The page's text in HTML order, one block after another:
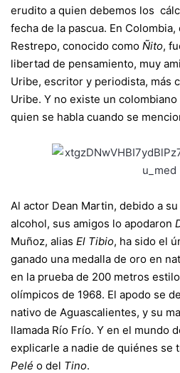
erudito a quien debemos los
fecha de la pascua. En
Restrepo, conocido como Ñito,
libertad de pensamiento, muy
Uribe, escritor y periodista, más
Uribe. Y no existe un
quien se habla cuando se
Al actor Dean Martin, debido a
alcohol, sus amigos lo apodaron
Muñoz, alias El Tibio, ha sido el
ganado una medalla de oro en
en la prueba de 200 metros
olímpicos de 1968. El apodo se
nativo de Aguascalientes, y su
llamada Río Frío. Y en el mundo
explicarle a nadie de quiénes se
Pelé o del Tino.